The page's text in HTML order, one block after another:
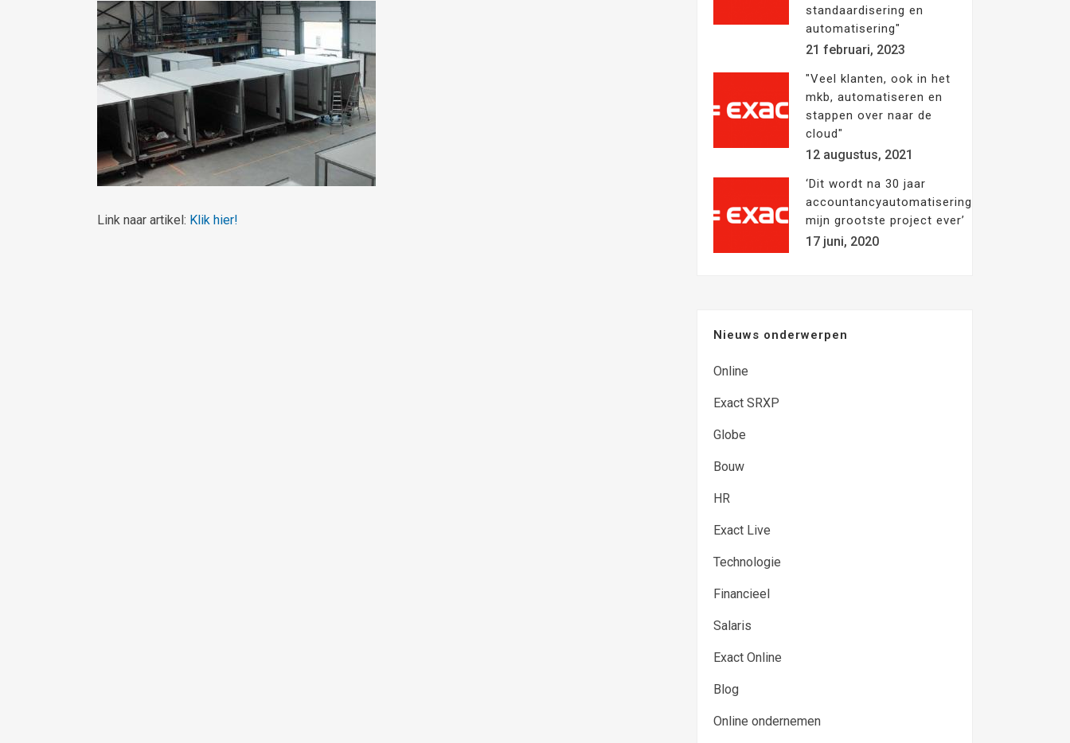
Link naar artikel: Klik hier!
standaardisering en
automatisering"
21 februari, 2023
"Veel klanten, ook in het
mkb, automatiseren en
stappen over naar de
cloud"
12 augustus, 2021
‘Dit wordt na 30 jaar
accountancyautomatisering
mijn grootste project ever’
17 juni, 2020
Nieuws onderwerpen
Online
Exact SRXP
Globe
Bouw
HR
Exact Live
Technologie
Financieel
Salaris
Exact Online
Blog
Online ondernemen